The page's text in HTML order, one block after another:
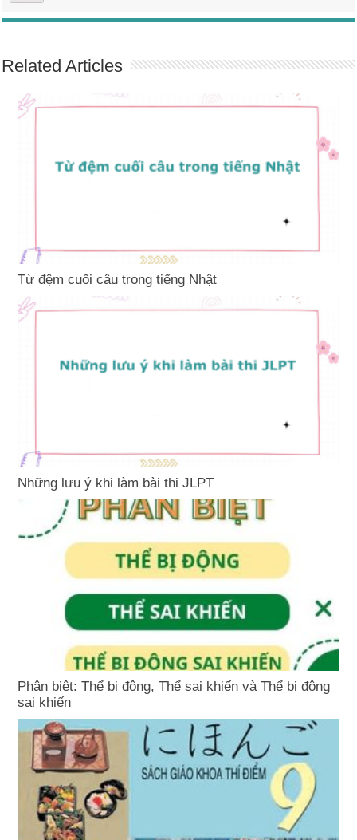
Related Articles
Từ đệm cuối câu trong tiếng Nhật
Những lưu ý khi làm bài thi JLPT
Phân biệt: Thể bị động, Thể sai khiến và Thể bị động
sai khiến